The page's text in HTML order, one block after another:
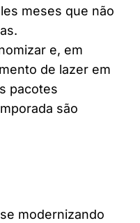
meses que não
e, em
de lazer em
pacotes
são
modernizando